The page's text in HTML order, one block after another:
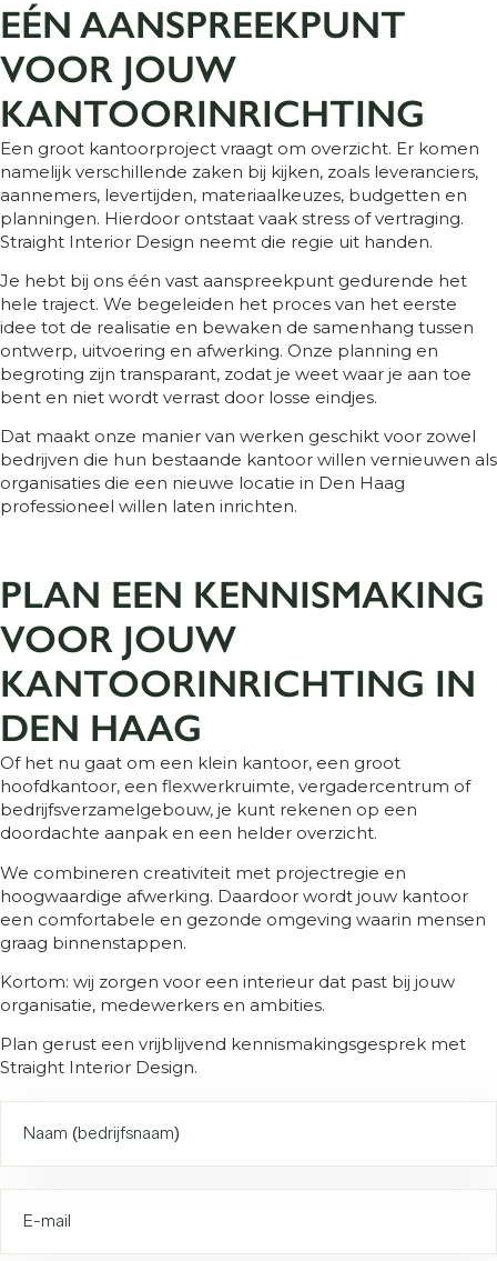
EÉN AANSPREEKPUNT
VOOR JOUW
KANTOORINRICHTING
Een groot kantoorproject vraagt om overzicht. Er komen
namelijk verschillende zaken bij kijken, zoals leveranciers,
aannemers, levertijden, materiaalkeuzes, budgetten en
planningen. Hierdoor ontstaat vaak stress of vertraging.
Straight Interior Design neemt die regie uit handen.
Je hebt bij ons één vast aanspreekpunt gedurende het
hele traject. We begeleiden het proces van het eerste
idee tot de realisatie en bewaken de samenhang tussen
ontwerp, uitvoering en afwerking. Onze planning en
begroting zijn transparant, zodat je weet waar je aan toe
bent en niet wordt verrast door losse eindjes.
Dat maakt onze manier van werken geschikt voor zowel
bedrijven die hun bestaande kantoor willen vernieuwen als
organisaties die een nieuwe locatie in Den Haag
professioneel willen laten inrichten.
PLAN EEN KENNISMAKING
VOOR JOUW
KANTOORINRICHTING IN
DEN HAAG
Of het nu gaat om een klein kantoor, een groot
hoofdkantoor, een flexwerkruimte, vergadercentrum of
bedrijfsverzamelgebouw, je kunt rekenen op een
doordachte aanpak en een helder overzicht.
We combineren creativiteit met projectregie en
hoogwaardige afwerking. Daardoor wordt jouw kantoor
een comfortabele en gezonde omgeving waarin mensen
graag binnenstappen.
Kortom: wij zorgen voor een interieur dat past bij jouw
organisatie, medewerkers en ambities.
Plan gerust een vrijblijvend kennismakingsgesprek met
Straight Interior Design.